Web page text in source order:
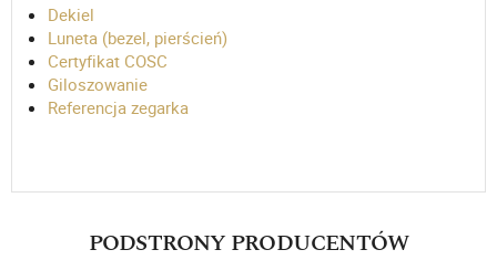
Dekiel
Luneta (bezel, pierścień)
Certyfikat COSC
Giloszowanie
Referencja zegarka
PODSTRONY PRODUCENTÓW